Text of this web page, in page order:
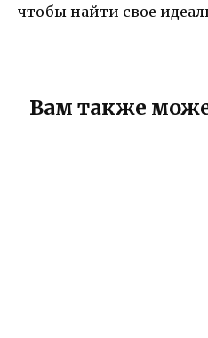
чтобы найти свое
Вам также